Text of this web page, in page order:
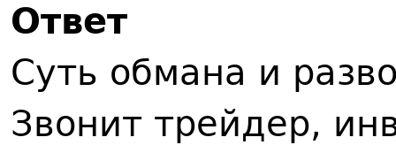
Ответ
Суть обмана и
Звонит трейдер,